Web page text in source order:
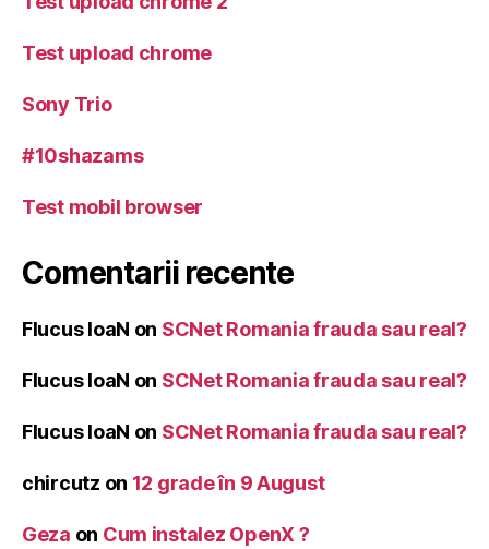
Test upload chrome
Sony Trio
#10shazams
Test mobil browser
Comentarii recente
Flucus IoaN on SCNet Romania frauda sau real?
Flucus IoaN on SCNet Romania frauda sau real?
Flucus IoaN on SCNet Romania frauda sau real?
chircutz on 12 grade în 9 August
Geza on Cum instalez OpenX ?